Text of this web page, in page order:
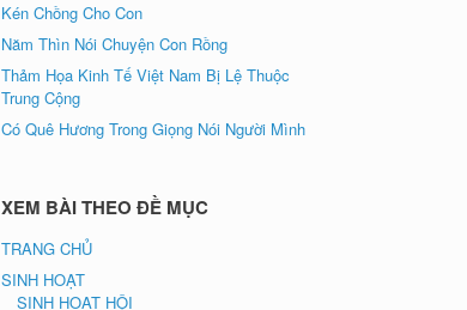
Kén Chồng Cho Con
Năm Thìn Nói Chuyện Con Rồng
Thảm Họa Kinh Tế Việt Nam Bị Lệ Thuộc
Trung Cộng
Có Quê Hương Trong Giọng Nói Người Mình
XEM BÀI THEO ĐỀ MỤC
TRANG CHỦ
SINH HOẠT
SINH HOẠT HỘI